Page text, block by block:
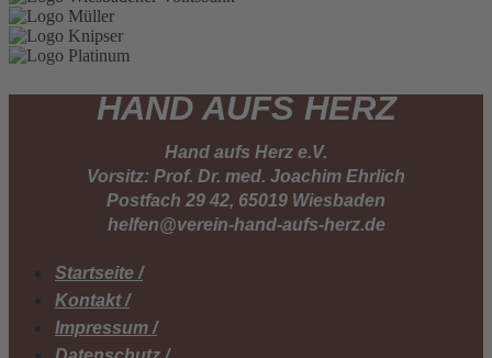
HAND AUFS HERZ
Hand aufs Herz e.V.
Vorsitz: Prof. Dr. med. Joachim Ehrlich
Postfach 29 42, 65019 Wiesbaden
helfen@verein-hand-aufs-herz.de
Startseite /
Kontakt /
Impressum /